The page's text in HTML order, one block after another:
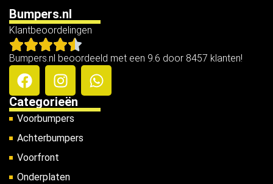
Bumpers.nl
Klantbeoordelingen
Bumpers.nl beoordeeld met een 9.6 door 8457 klanten!
Categorieën
Voorbumpers
Achterbumpers
Voorfront
Onderplaten